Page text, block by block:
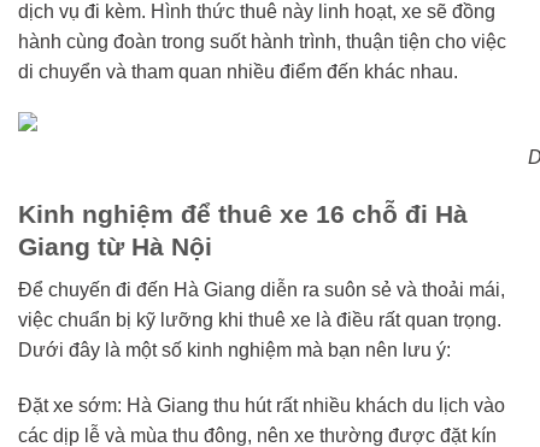
dịch vụ đi kèm. Hình thức thuê này linh hoạt, xe sẽ đồng
hành cùng đoàn trong suốt hành trình, thuận tiện cho việc
di chuyển và tham quan nhiều điểm đến khác nhau.
Kinh nghiệm để thuê xe 16 chỗ đi Hà
Giang từ Hà Nội
Để chuyến đi đến Hà Giang diễn ra suôn sẻ và thoải mái,
việc chuẩn bị kỹ lưỡng khi thuê xe là điều rất quan trọng.
Dưới đây là một số kinh nghiệm mà bạn nên lưu ý:
Đặt xe sớm: Hà Giang thu hút rất nhiều khách du lịch vào
các dịp lễ và mùa thu đông, nên xe thường được đặt kín